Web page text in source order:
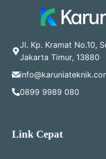
Jl. Kp. Kramat No.10,
Jakarta Timur, 13880
0899 9989 080
Link Cepat